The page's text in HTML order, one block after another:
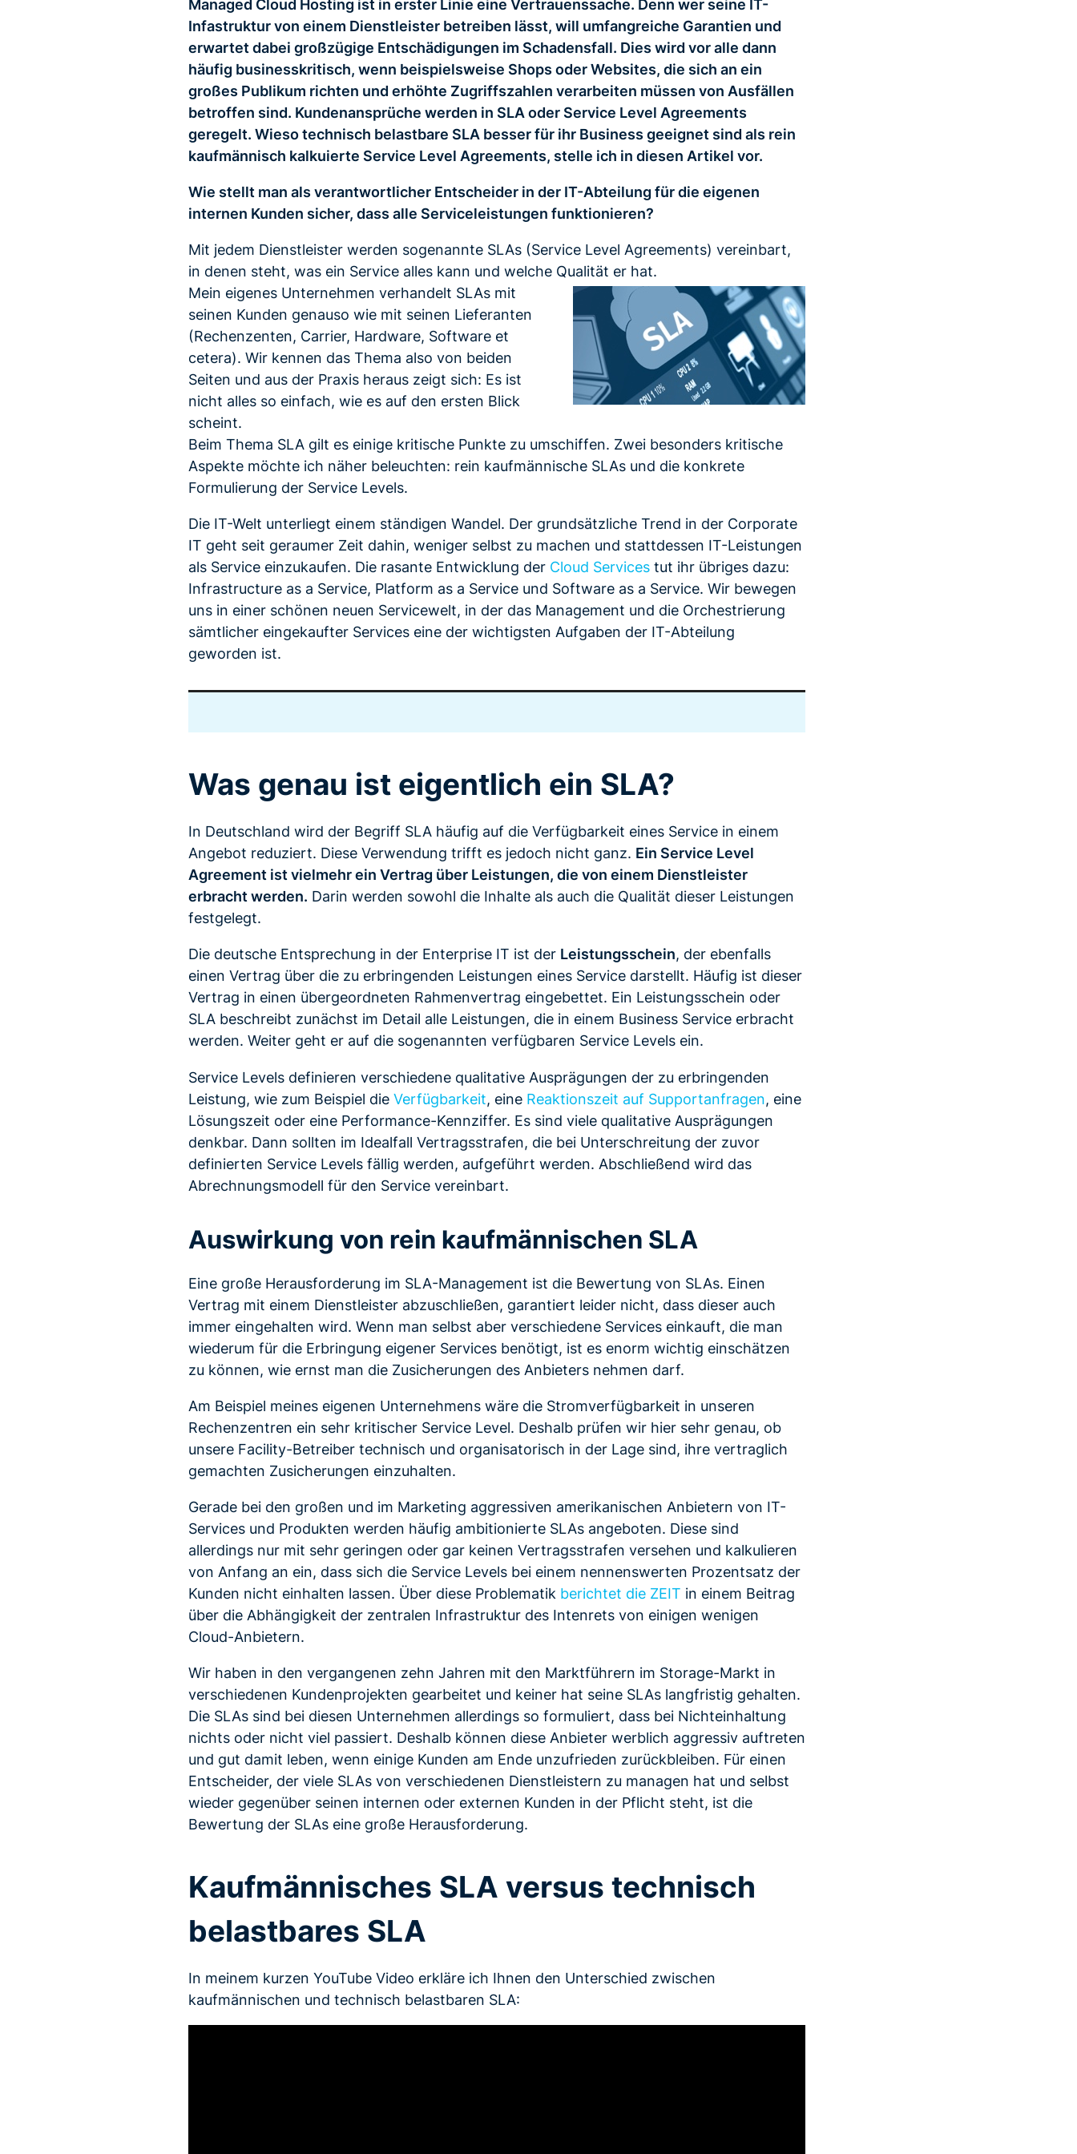
Managed Cloud Hosting ist in erster Linie eine Vertrauenssache. Denn wer seine IT-
Infastruktur von einem Dienstleister betreiben lässt, will umfangreiche Garantien und
erwartet dabei großzügige Entschädigungen im Schadensfall. Dies wird vor alle dann
häufig businesskritisch, wenn beispielsweise Shops oder Websites, die sich an ein
großes Publikum richten und erhöhte Zugriffszahlen verarbeiten müssen von Ausfällen
betroffen sind. Kundenansprüche werden in SLA oder Service Level Agreements
geregelt. Wieso technisch belastbare SLA besser für ihr Business geeignet sind als rein
kaufmännisch kalkuierte Service Level Agreements, stelle ich in diesen Artikel vor.
Wie stellt man als verantwortlicher Entscheider in der IT-Abteilung für die eigenen
internen Kunden sicher, dass alle Serviceleistungen funktionieren?
Mit jedem Dienstleister werden sogenannte SLAs (Service Level Agreements) vereinbart,
in denen steht, was ein Service alles kann und welche Qualität er hat.
Mein eigenes Unternehmen verhandelt SLAs mit
seinen Kunden genauso wie mit seinen Lieferanten
(Rechenzenten, Carrier, Hardware, Software et
cetera). Wir kennen das Thema also von beiden
Seiten und aus der Praxis heraus zeigt sich: Es ist
nicht alles so einfach, wie es auf den ersten Blick
scheint.
Beim Thema SLA gilt es einige kritische Punkte zu umschiffen. Zwei besonders kritische
Aspekte möchte ich näher beleuchten: rein kaufmännische SLAs und die konkrete
Formulierung der Service Levels.
Die IT-Welt unterliegt einem ständigen Wandel. Der grundsätzliche Trend in der Corporate
IT geht seit geraumer Zeit dahin, weniger selbst zu machen und stattdessen IT-Leistungen
als Service einzukaufen. Die rasante Entwicklung der Cloud Services tut ihr übriges dazu:
Infrastructure as a Service, Platform as a Service und Software as a Service. Wir bewegen
uns in einer schönen neuen Servicewelt, in der das Management und die Orchestrierung
sämtlicher eingekaufter Services eine der wichtigsten Aufgaben der IT-Abteilung
geworden ist.
Was genau ist eigentlich ein SLA?
In Deutschland wird der Begriff SLA häufig auf die Verfügbarkeit eines Service in einem
Angebot reduziert. Diese Verwendung trifft es jedoch nicht ganz. Ein Service Level
Agreement ist vielmehr ein Vertrag über Leistungen, die von einem Dienstleister
erbracht werden. Darin werden sowohl die Inhalte als auch die Qualität dieser Leistungen
festgelegt.
Die deutsche Entsprechung in der Enterprise IT ist der Leistungsschein, der ebenfalls
einen Vertrag über die zu erbringenden Leistungen eines Service darstellt. Häufig ist dieser
Vertrag in einen übergeordneten Rahmenvertrag eingebettet. Ein Leistungsschein oder
SLA beschreibt zunächst im Detail alle Leistungen, die in einem Business Service erbracht
werden. Weiter geht er auf die sogenannten verfügbaren Service Levels ein.
Service Levels definieren verschiedene qualitative Ausprägungen der zu erbringenden
Leistung, wie zum Beispiel die Verfügbarkeit, eine Reaktionszeit auf Supportanfragen, eine
Lösungszeit oder eine Performance-Kennziffer. Es sind viele qualitative Ausprägungen
denkbar. Dann sollten im Idealfall Vertragsstrafen, die bei Unterschreitung der zuvor
definierten Service Levels fällig werden, aufgeführt werden. Abschließend wird das
Abrechnungsmodell für den Service vereinbart.
Auswirkung von rein kaufmännischen SLA
Eine große Herausforderung im SLA-Management ist die Bewertung von SLAs. Einen
Vertrag mit einem Dienstleister abzuschließen, garantiert leider nicht, dass dieser auch
immer eingehalten wird. Wenn man selbst aber verschiedene Services einkauft, die man
wiederum für die Erbringung eigener Services benötigt, ist es enorm wichtig einschätzen
zu können, wie ernst man die Zusicherungen des Anbieters nehmen darf.
Am Beispiel meines eigenen Unternehmens wäre die Stromverfügbarkeit in unseren
Rechenzentren ein sehr kritischer Service Level. Deshalb prüfen wir hier sehr genau, ob
unsere Facility-Betreiber technisch und organisatorisch in der Lage sind, ihre vertraglich
gemachten Zusicherungen einzuhalten.
Gerade bei den großen und im Marketing aggressiven amerikanischen Anbietern von IT-
Services und Produkten werden häufig ambitionierte SLAs angeboten. Diese sind
allerdings nur mit sehr geringen oder gar keinen Vertragsstrafen versehen und kalkulieren
von Anfang an ein, dass sich die Service Levels bei einem nennenswerten Prozentsatz der
Kunden nicht einhalten lassen. Über diese Problematik berichtet die ZEIT in einem Beitrag
über die Abhängigkeit der zentralen Infrastruktur des Intenrets von einigen wenigen
Cloud-Anbietern.
Wir haben in den vergangenen zehn Jahren mit den Marktführern im Storage-Markt in
verschiedenen Kundenprojekten gearbeitet und keiner hat seine SLAs langfristig gehalten.
Die SLAs sind bei diesen Unternehmen allerdings so formuliert, dass bei Nichteinhaltung
nichts oder nicht viel passiert. Deshalb können diese Anbieter werblich aggressiv auftreten
und gut damit leben, wenn einige Kunden am Ende unzufrieden zurückbleiben. Für einen
Entscheider, der viele SLAs von verschiedenen Dienstleistern zu managen hat und selbst
wieder gegenüber seinen internen oder externen Kunden in der Pflicht steht, ist die
Bewertung der SLAs eine große Herausforderung.
Kaufmännisches SLA versus technisch
belastbares SLA
In meinem kurzen YouTube Video erkläre ich Ihnen den Unterschied zwischen
kaufmännischen und technisch belastbaren SLA: